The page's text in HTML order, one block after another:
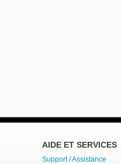
AIDE ET SERVICES
Support / Assistance